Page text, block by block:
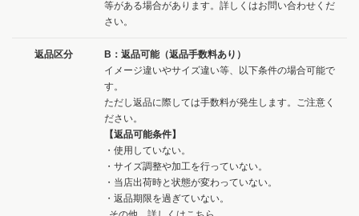
等がある場合があります。詳しくはお問い合わせくだ
さい。
返品区分
B：返品可能（返品手数料あり）
イメージ違いやサイズ違い等、以下条件の場合可能で
す。
ただし返品に際しては手数料が発生します。ご注意く
ださい。
【返品可能条件】
・使用していない。
・サイズ調整や加工を行っていない。
・当店出荷時と状態が変わっていない。
・返品期限を過ぎていない。